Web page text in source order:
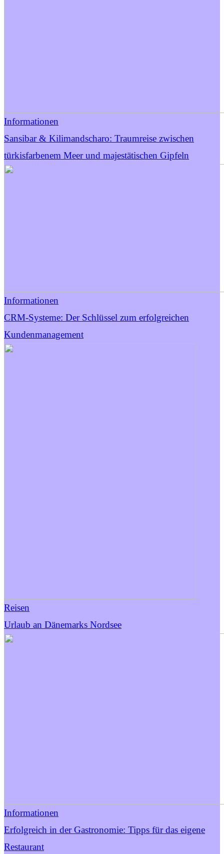
Informationen
Sansibar & Kilimandscharo: Traumreise zwischen
türkisfarbenem Meer und majestätischen Gipfeln
Informationen
CRM-Systeme: Der Schlüssel zum erfolgreichen
Kundenmanagement
Reisen
Urlaub an Dänemarks Nordsee
Informationen
Erfolgreich in der Gastronomie: Tipps für das eigene
Restaurant